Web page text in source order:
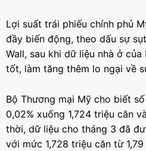
Lợi suất trái phiếu chính phủ
đầy biến động, theo dấu sự
Wall, sau khi dữ liệu nhà ở
tốt, làm tăng thêm lo ngại về
Bộ Thương mại Mỹ cho biết
0,02% xuống 1,724 triệu căn
thời, dữ liệu cho tháng 3 đã
với mức 1,728 triệu căn từ